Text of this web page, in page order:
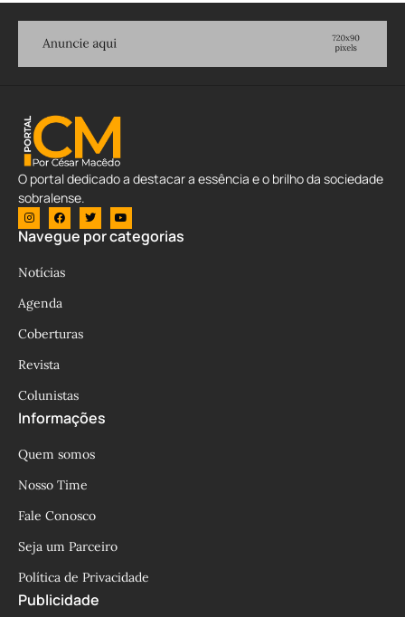
O portal dedicado a destacar a essência e o brilho da sociedade
sobralense.
Navegue por categorias
Notícias
Agenda
Coberturas
Revista
Colunistas
Informações
Quem somos
Nosso Time
Fale Conosco
Seja um Parceiro
Política de Privacidade
Publicidade